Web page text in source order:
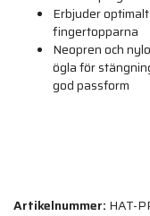
Erbjuder
fingertopparna
Neopren och
ögla för
god passform
Artikelnummer: HAT-